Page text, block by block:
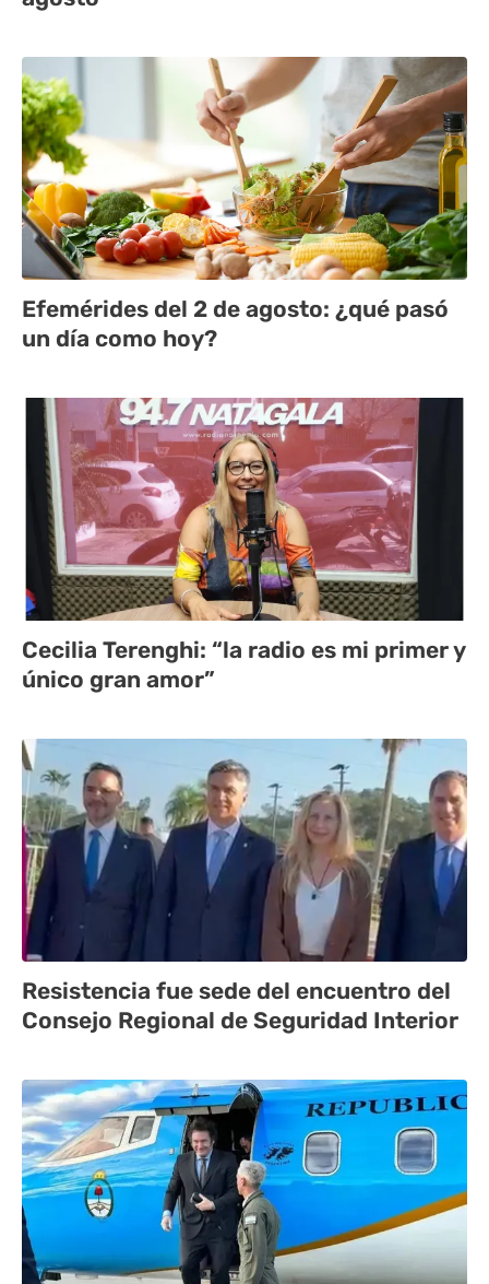
Efemérides del 2 de agosto: ¿qué pasó
un día como hoy?
Cecilia Terenghi: “la radio es mi primer y
único gran amor”
Resistencia fue sede del encuentro del
Consejo Regional de Seguridad Interior